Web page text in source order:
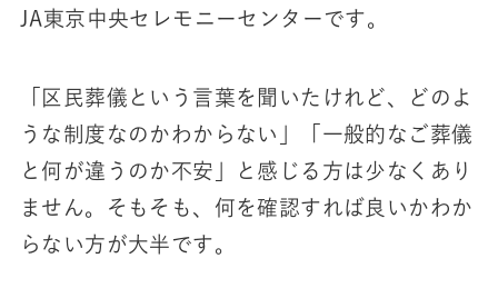
JA東京中央セレモニーセンターです。
「区民葬儀という言葉を聞いたけれど、どのよ
うな制度なのかわからない」「一般的なご葬儀
と何が違うのか不安」と感じる方は少なくあり
ません。そもそも、何を確認すれば良いかわか
らない方が大半です。